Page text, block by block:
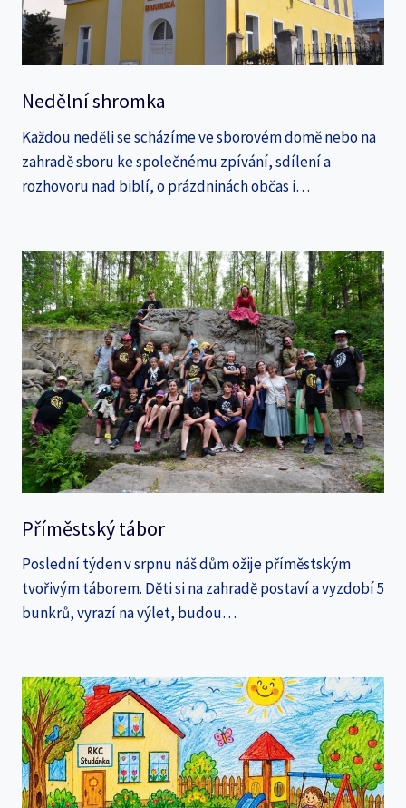
Nedělní shromka
Každou neděli se scházíme ve sborovém domě nebo na
zahradě sboru ke společnému zpívání, sdílení a
rozhovoru nad biblí, o prázdninách občas i…
Příměstský tábor
Poslední týden v srpnu náš dům ožije příměstským
tvořivým táborem. Děti si na zahradě postaví a vyzdobí 5
bunkrů, vyrazí na výlet, budou…